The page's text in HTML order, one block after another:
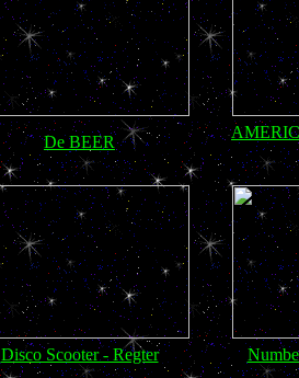
De BEER
Disco Scooter - Regter